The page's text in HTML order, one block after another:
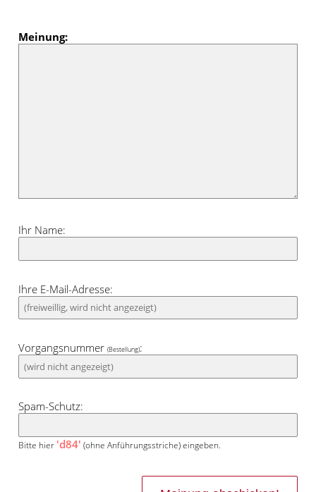
Meinung:
Ihr Name:
Ihre E-Mail-Adresse:
Vorgangsnummer(Bestellung):
Spam-Schutz:
Bitte hier 'd84' (ohne Anführungsstriche) eingeben.